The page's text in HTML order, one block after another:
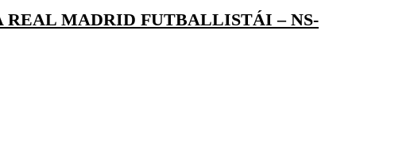
REAL MADRID FUTBALLISTÁI – NS-